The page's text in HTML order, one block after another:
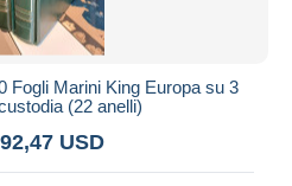
Fogli Marini King Europa su 3
(22 anelli)
USD